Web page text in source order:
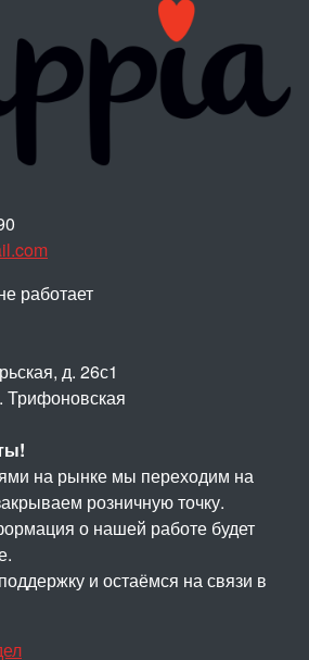
работает
д. 26с1
Трифоновская
на рынке мы переходим на
розничную точку.
о нашей работе будет
и остаёмся на связи в